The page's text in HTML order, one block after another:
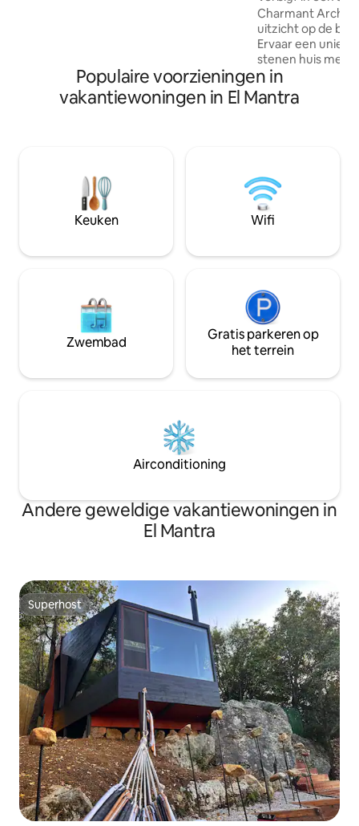
Charmant Arch
uitzicht op de
Ervaar een uniek
stenen huis met 2
Historische
moderne
beschikt over
moderne
parkeergelegenheid.
slechts 20
minuten van
verkenning.
Populaire voorzieningen in
vakantiewoningen in El Mantra
Keuken Wifi
Zwembad
Gratis parkeren op
het terrein
Airconditioning
Andere geweldige vakantiewoningen in
El Mantra
Superhost
Superhost